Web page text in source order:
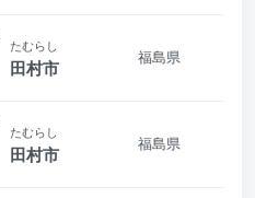
たむらし
田村市
福島県
たむらし
田村市
福島県